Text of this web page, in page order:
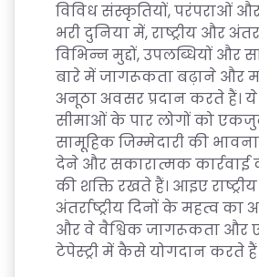
विविध संस्कृतियों, परंपराओं
भरी दुनिया में, राष्ट्रीय और
विभिन्न मुद्दों, उपलब्धियों और
बारे में जागरूकता बढ़ाने और
अनूठा अवसर प्रदान करते हैं।
सीमाओं के पार लोगों को
सामूहिक जिम्मेदारी की
देने और सकारात्मक कार्रवाई
की शक्ति रखते हैं। आइए
अंतर्राष्ट्रीय दिनों के महत्व
और वे वैश्विक जागरूकता और
टेपेस्ट्री में कैसे योगदान करते